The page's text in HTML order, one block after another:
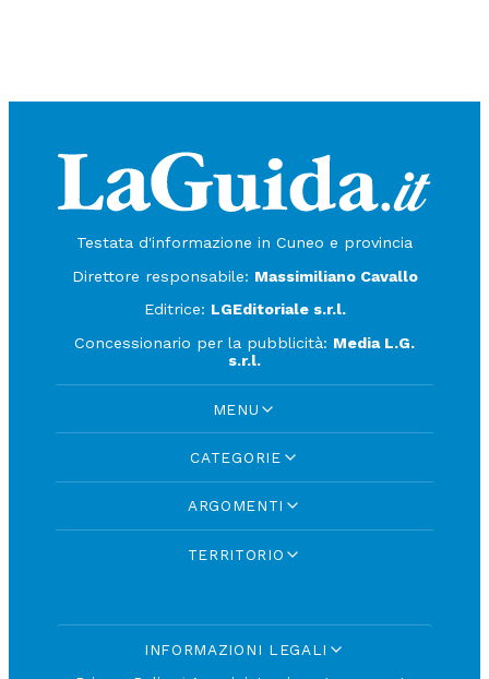
Testata d'informazione in Cuneo e provincia
Direttore responsabile: Massimiliano Cavallo
Editrice: LGEditoriale s.r.l.
Concessionario per la pubblicità: Media L.G.
s.r.l.
MENU
CATEGORIE
ARGOMENTI
TERRITORIO
INFORMAZIONI LEGALI